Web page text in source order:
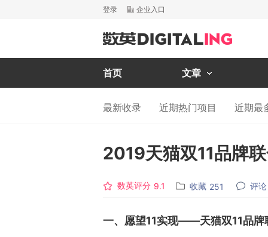
登录 企业入口
首页 文章
最新收录 近期热门项目 近期最
2019天猫双11品牌
数英评分 9.1 收藏 251 评论
一、愿望11实现——天猫双11品牌